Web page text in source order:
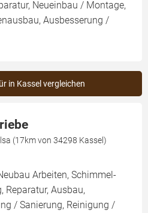
Neueinbau / Montage,
Ausbesserung /
in Kassel vergleichen
(17km von 34298 Kassel)
Arbeiten, Schimmel-
Reparatur, Ausbau,
/ Sanierung, Reinigung /